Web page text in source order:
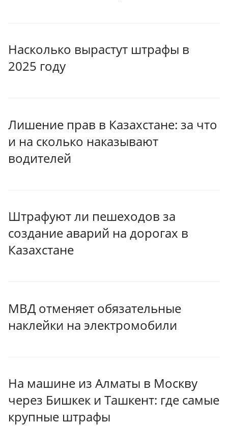
Насколько вырастут штрафы в
2025 году
Лишение прав в Казахстане: за что
и на сколько наказывают
водителей
Штрафуют ли пешеходов за
создание аварий на дорогах в
Казахстане
МВД отменяет обязательные
наклейки на электромобили
На машине из Алматы в Москву
через Бишкек и Ташкент: где самые
крупные штрафы